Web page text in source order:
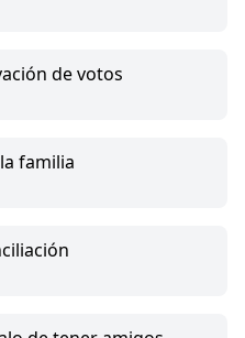
de votos
familia